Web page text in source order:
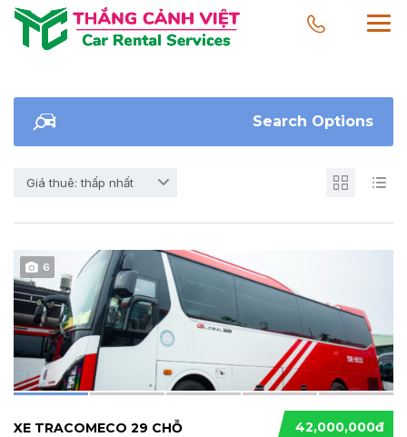
Search Options
Giá thuê: thấp nhất
6
42,000,000đ
XE TRACOMECO 29 CHỖ